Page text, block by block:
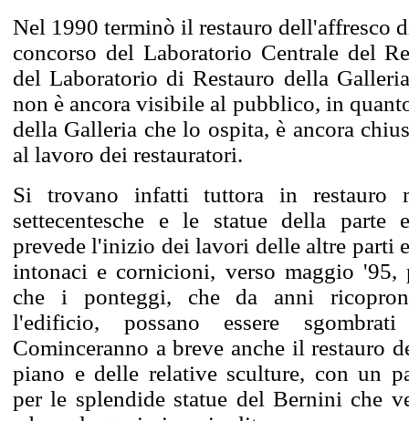
Nel 1990 terminò il restauro dell'affresco
concorso del Laboratorio Centrale del
del Laboratorio di Restauro della
non è ancora visibile al pubblico, in
della Galleria che lo ospita, è ancora
al lavoro dei restauratori.
Si trovano infatti tuttora in restauro
settecentesche e le statue della parte
prevede l'inizio dei lavori delle altre parti
intonaci e cornicioni, verso maggio '95,
che i ponteggi, che da anni
l'edificio, possano essere
Cominceranno a breve anche il restauro
piano e delle relative sculture, con un
per le splendide statue del Bernini che